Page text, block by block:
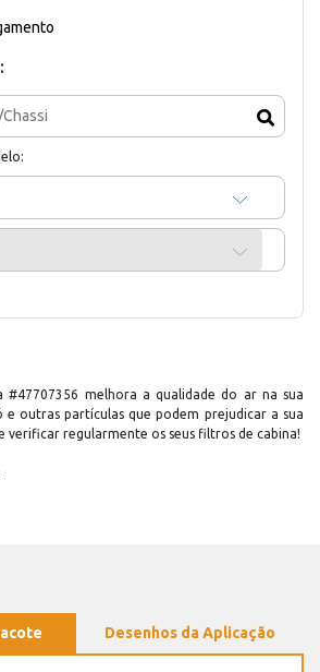
melhora a qualidade do ar na sua
outras partículas que podem prejudicar a sua
verificar regularmente os seus filtros de cabina!
Desenhos da Aplicação